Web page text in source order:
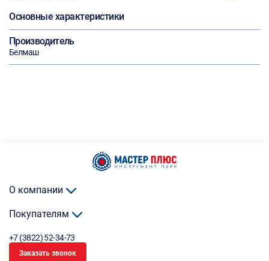
Основные характеристики
Производитель
Белмаш
О компании
Покупателям
+7 (3822) 52-34-73
Заказать звонок